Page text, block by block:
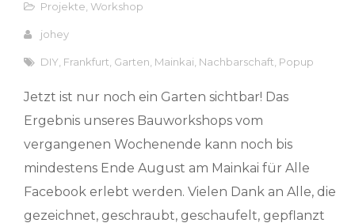
Projekte ,Workshop
johey
DIY Frankfurt Garten Mainkai Nachbarschaft Popup
Jetzt ist nur noch ein Garten sichtbar! Das
Ergebnis unseres Bauworkshops vom
vergangenen Wochenende kann noch bis
mindestens Ende August am Mainkai für Alle
Facebook erlebt werden. Vielen Dank an Alle, die
gezeichnet, geschraubt, geschaufelt, gepflanzt